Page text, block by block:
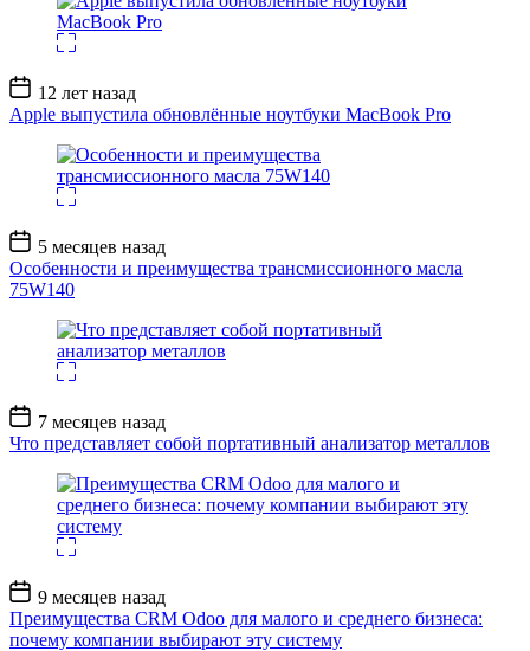
Дата
записи
12 лет назад
Apple выпустила обновлённые ноутбуки MacBook Pro
Дата
записи
5 месяцев назад
Особенности и преимущества трансмиссионного масла
75W140
Дата
записи
7 месяцев назад
Что представляет собой портативный анализатор металлов
Дата
записи
9 месяцев назад
Преимущества CRM Odoo для малого и среднего бизнеса:
почему компании выбирают эту систему